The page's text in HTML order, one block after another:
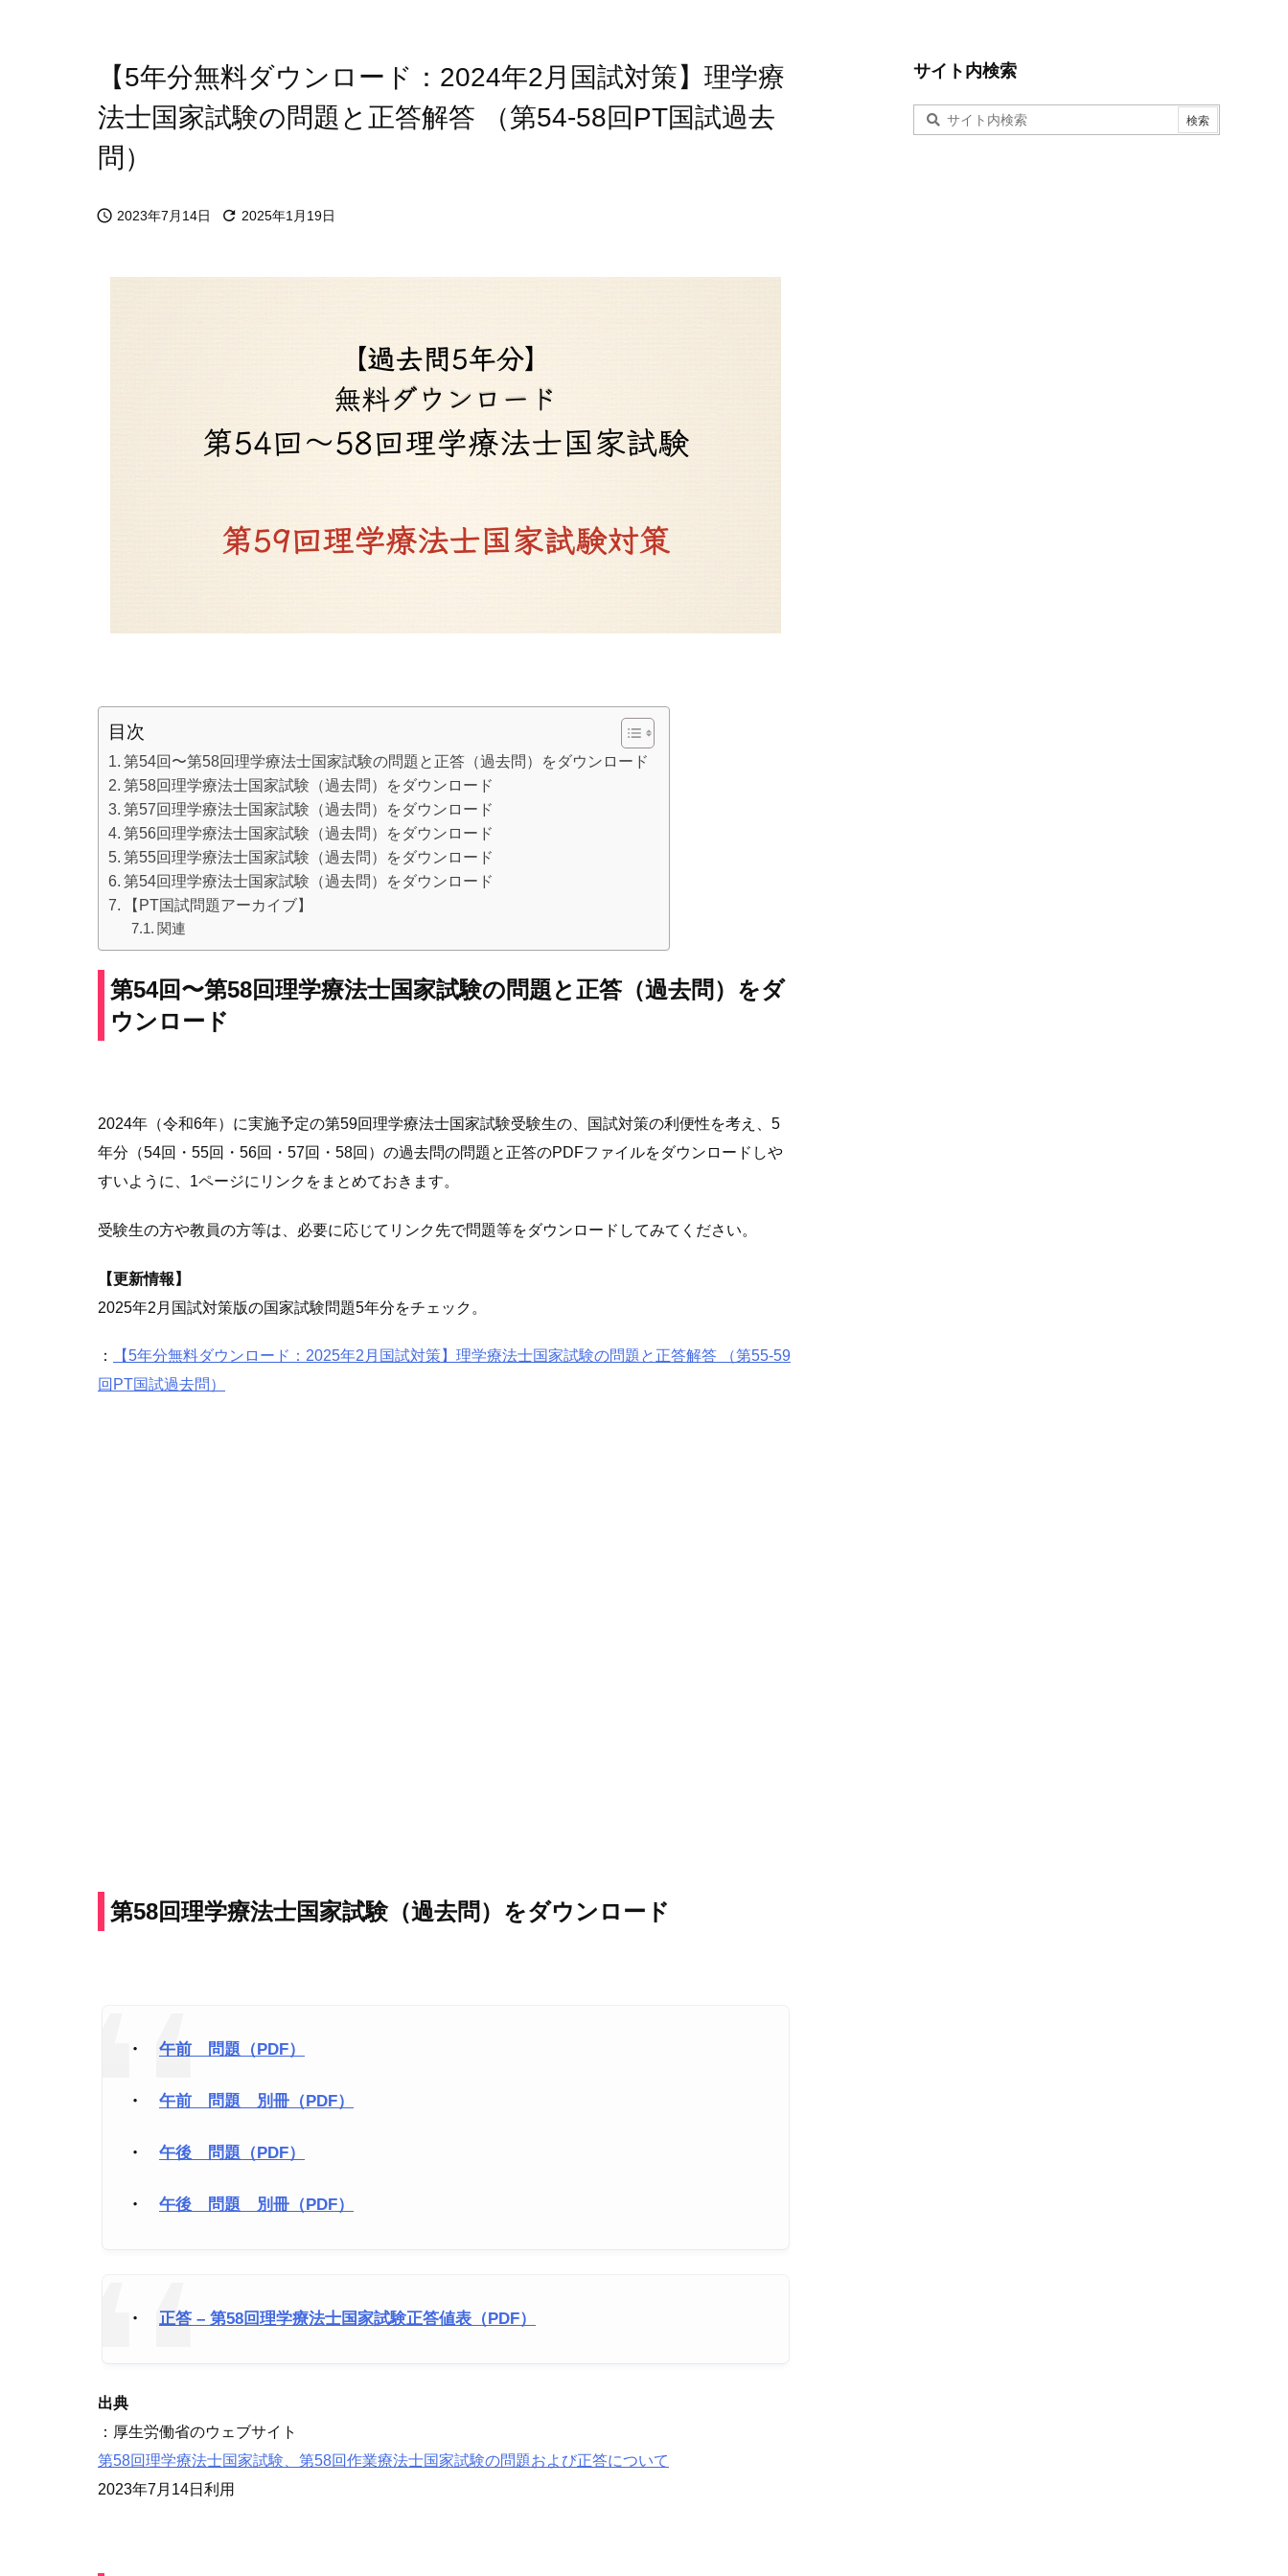
【5年分無料ダウンロード：2024年2月国試対策】理学療
法士国家試験の問題と正答解答 （第54-58回PT国試過去
問）
 2023年7月14日  2025年1月19日
目次
第54回〜第58回理学療法士国家試験の問題と正答（過去問）をダウンロード
第58回理学療法士国家試験（過去問）をダウンロード
第57回理学療法士国家試験（過去問）をダウンロード
第56回理学療法士国家試験（過去問）をダウンロード
第55回理学療法士国家試験（過去問）をダウンロード
第54回理学療法士国家試験（過去問）をダウンロード
【PT国試問題アーカイブ】
関連
第54回〜第58回理学療法士国家試験の問題と正答（過去問）をダ
ウンロード
2024年（令和6年）に実施予定の第59回理学療法士国家試験受験生の、国試対策の利便性を考え、5
年分（54回・55回・56回・57回・58回）の過去問の問題と正答のPDFファイルをダウンロードしや
すいように、1ページにリンクをまとめておきます。
受験生の方や教員の方等は、必要に応じてリンク先で問題等をダウンロードしてみてください。
【更新情報】
2025年2月国試対策版の国家試験問題5年分をチェック。
：
【5年分無料ダウンロード：2025年2月国試対策】理学療法士国家試験の問題と正答解答 （第55-59
回PT国試過去問）
第58回理学療法士国家試験（過去問）をダウンロード
・ 午前 問題（PDF）
・ 午前 問題 別冊（PDF）
・ 午後 問題（PDF）
・ 午後 問題 別冊（PDF）
・ 正答 – 第58回理学療法士国家試験正答値表（PDF）
出典
：厚生労働省のウェブサイト
第58回理学療法士国家試験、第58回作業療法士国家試験の問題および正答について
2023年7月14日利用
サイト内検索